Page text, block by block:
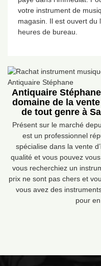
votre instrument de
magasin. Il est ouvert du
heures de bureau.
Antiquaire
domaine de la
de tout genre à
Présent sur le marché
est un professionnel
spécialise dans la vente
qualité et vous pouvez
vous recherchiez un
prix ne sont pas chers et
vous avez des
pour